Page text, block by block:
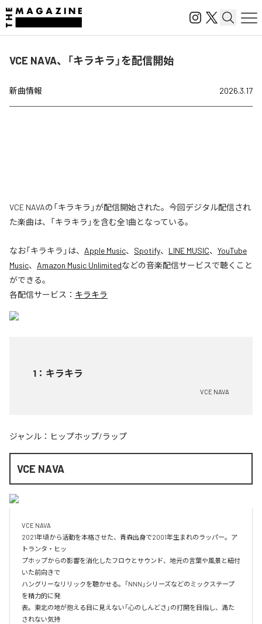
VCE NAVA、「キラキラ」を配信開始
新曲情報 2026.3.17
VCE NAVAの「キラキラ」が配信開始された。今回デジタル配信され
た楽曲は、「キラキラ」を含む全1曲となっている。
なお「キラキラ 」は、 Apple Music、 Spotify、 LINE MUSIC、 YouTube
Music、 Amazon Music Unlimitedなどの音楽配信サービスで聴くこと
ができる。
各配信サービス： キラキラ
1 ： キラキラ
VCE NAVA
ジャンル： ヒップホップ/ラップ
VCE NAVA
VCE NAVA
2021年頃から活動を本格させた、青森出身で2001年生まれのラッパー。ア
トランタ・ヒッ
プホップからの影響を消化したフロウとサウンド、地元の言葉や風景と紐付
いた前向きで
ハングリーなリリックを聴かせる。「NNN」シリーズなどのミックステープ
を精力的に発
表。東北の地が抱える目に見えない「心のしんどさ」の打開を目指し、満た
されない気持